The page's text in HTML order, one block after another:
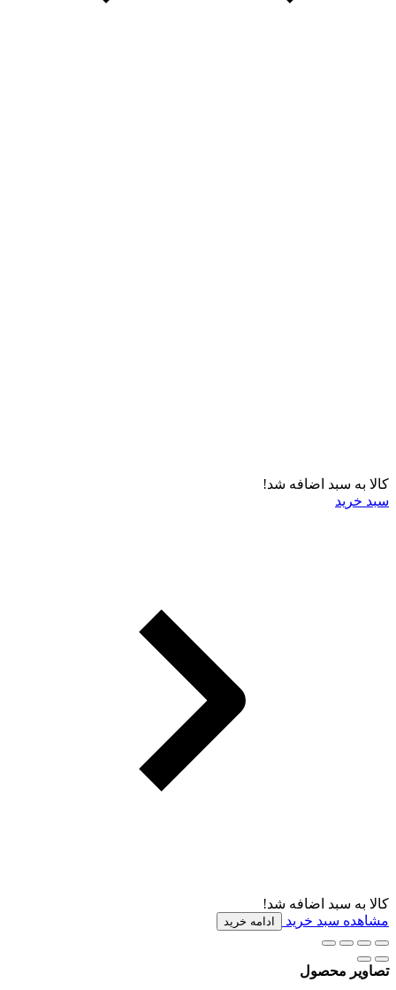
کالا به سبد اضافه شد!
سبد خرید
کالا به سبد اضافه شد!
مشاهده سبد خرید
ادامه خرید
تصاویر محصول